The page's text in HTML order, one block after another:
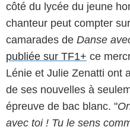
côté du lycée du jeune
chanteur peut compter
camarades de Danse
publiée sur TF1+ ce
Lénie et Julie Zenatti ont
de ses nouvelles à
épreuve de bac blanc. "
avec toi ! Tu le sens